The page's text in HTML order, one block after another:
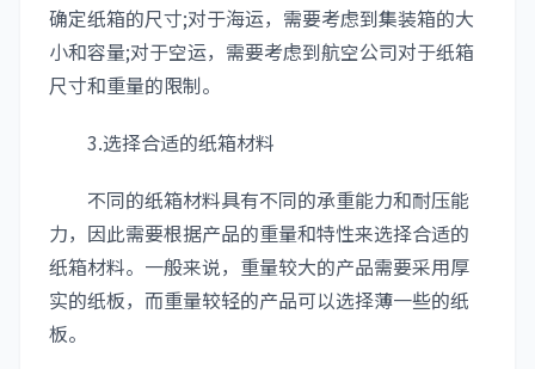
确定纸箱的尺寸;对于海运，需要考虑到集装箱的大
小和容量;对于空运，需要考虑到航空公司对于纸箱
尺寸和重量的限制。
3.选择合适的纸箱材料
不同的纸箱材料具有不同的承重能力和耐压能
力，因此需要根据产品的重量和特性来选择合适的
纸箱材料。一般来说，重量较大的产品需要采用厚
实的纸板，而重量较轻的产品可以选择薄一些的纸
板。